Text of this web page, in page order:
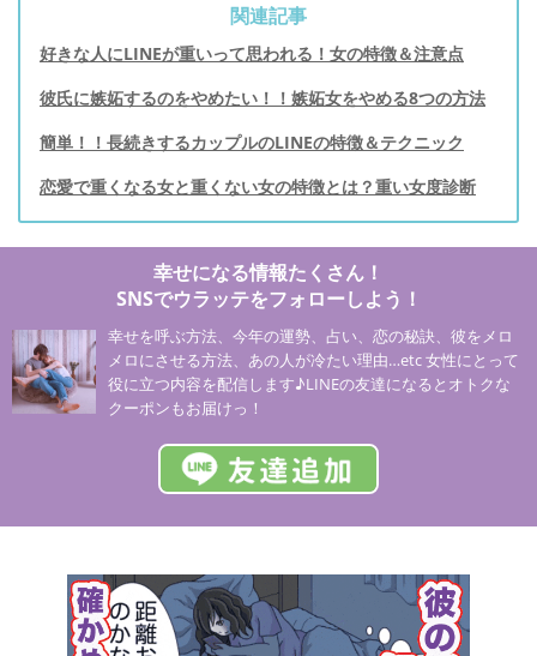
関連記事
好きな人にLINEが重いって思われる！女の特徴＆注意点
彼氏に嫉妬するのをやめたい！！嫉妬女をやめる8つの方法
簡単！！長続きするカップルのLINEの特徴＆テクニック
恋愛で重くなる女と重くない女の特徴とは？重い女度診断
幸せになる情報たくさん！
SNSでウラッテをフォローしよう！
幸せを呼ぶ方法、今年の運勢、占い、恋の秘訣、彼をメロ
メロにさせる方法、あの人が冷たい理由…etc 女性にとって
役に立つ内容を配信します♪LINEの友達になるとオトクな
クーポンもお届けっ！